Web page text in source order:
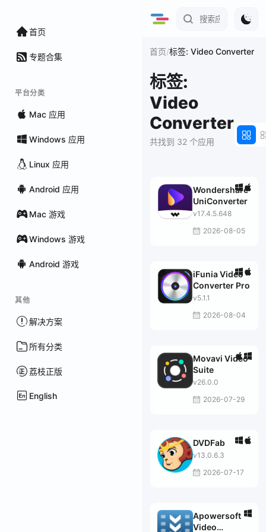
首页
专题合集
平台分类
Mac 应用
Windows 应用
Linux 应用
Android 应用
Mac 游戏
Windows 游戏
Android 游戏
其他
解决方案
所有分类
荔枝正版
English
首页/标签: Video Converter
标签:
Video
Converter
共找到 32 个应用
Wondershare
UniConverter
v17.4.5.648
2026-08-05
iFunia Video
Converter Pro
v5.1.1
2026-08-04
Movavi Video
Suite
v26.0.0
2026-07-29
DVDFab
v13.0.6.3
2026-07-17
Apowersoft
Video